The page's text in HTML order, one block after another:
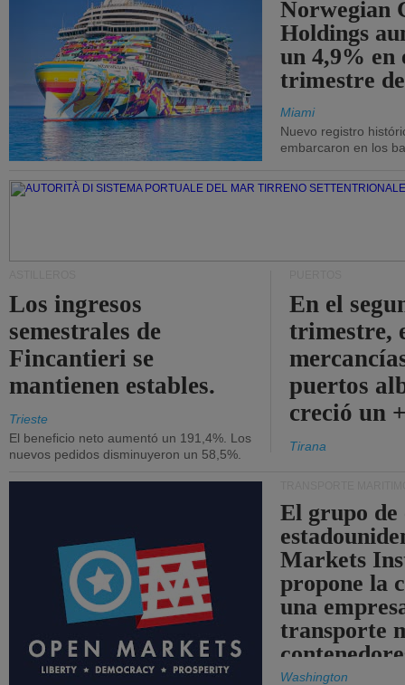
Norwegian
Holdings
un 4,9% en
trimestre
Miami
Nuevo registro
embarcaron en los
Los ingresos
semestrales de
Fincantieri se
mantienen estables.
Trieste
El beneficio neto aumentó un 191,4%. Los
nuevos pedidos disminuyeron un 58,5%.
En el
trimestre,
puertos
creció un
Tirana
El grupo de
Markets
propone la
una
transporte
Washington